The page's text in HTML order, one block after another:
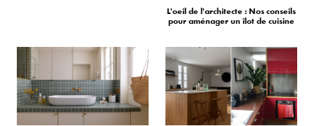
L'oeil de l'architecte : Nos conseils
pour aménager un îlot de cuisine